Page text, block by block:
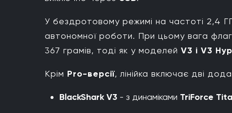
У бездротовому режимі на частоті 2,4
автономної роботи. При цьому вага
367 грамів, тоді як у моделей V3 і V3
Крім Pro-версії, лінійка включає дві
BlackShark V3 - з динаміками TriForce